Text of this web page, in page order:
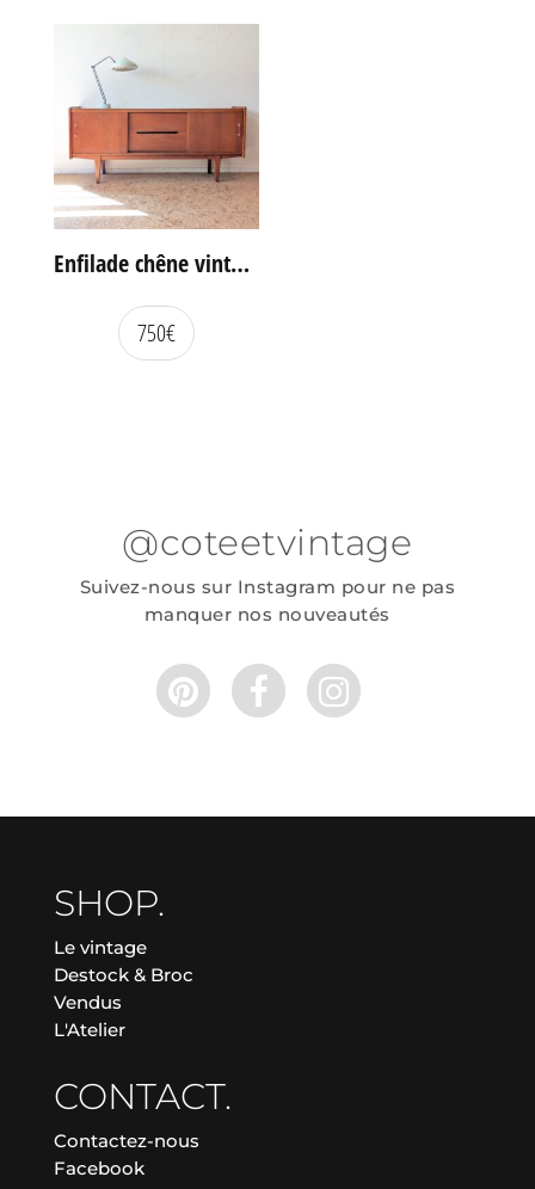
Enfilade chêne vintage portes coulissantes
750€
@coteetvintage
Suivez-nous sur Instagram pour ne pas
manquer nos nouveautés
SHOP.
Le vintage
Destock & Broc
Vendus
L'Atelier
CONTACT.
Contactez-nous
Facebook